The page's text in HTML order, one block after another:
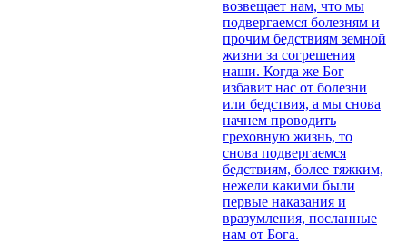
возвещает нам, что мы
подвергаемся болезням и
прочим бедствиям земной
жизни за согрешения
наши. Когда же Бог
избавит нас от болезни
или бедствия, а мы снова
начнем проводить
греховную жизнь, то
снова подвергаемся
бедствиям, более тяжким,
нежели какими были
первые наказания и
вразумления, посланные
нам от Бога.